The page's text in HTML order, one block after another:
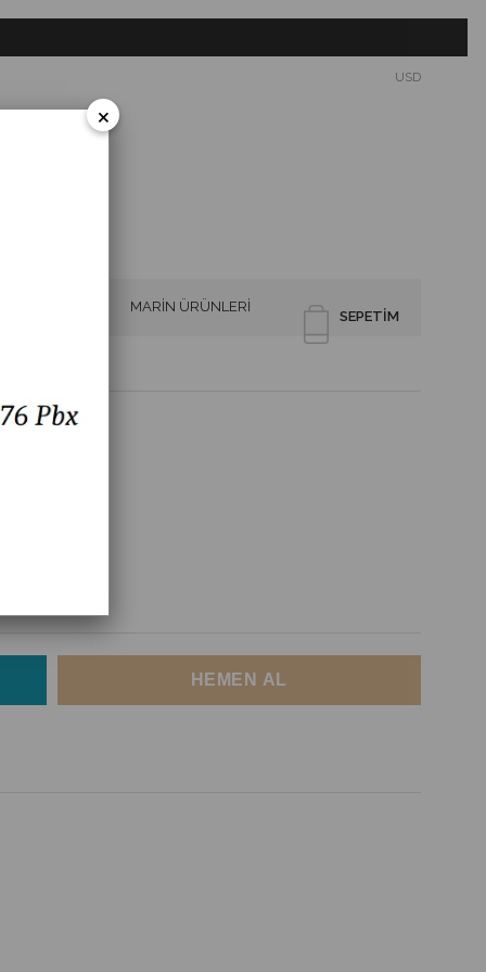
USD
SEPETIM
MARİN ÜRÜNLERİ
Switch
×